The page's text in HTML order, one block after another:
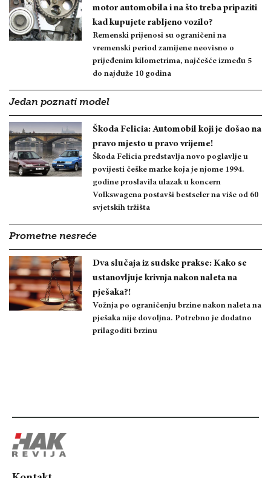
motor automobila i na što treba pripaziti
kad kupujete rabljeno vozilo?
Remenski prijenosi su ograničeni na
vremenski period zamijene neovisno o
prijeđenim kilometrima, najčešće između 5
do najduže 10 godina
Jedan poznati model
Škoda Felicia: Automobil koji je došao na
pravo mjesto u pravo vrijeme!
Škoda Felicia predstavlja novo poglavlje u
povijesti češke marke koja je njome 1994.
godine proslavila ulazak u koncern
Volkswagena postavši bestseler na više od 60
svjetskih tržišta
Prometne nesreće
Dva slučaja iz sudske prakse: Kako se
ustanovljuje krivnja nakon naleta na
pješaka?!
Vožnja po ograničenju brzine nakon naleta na
pješaka nije dovoljna. Potrebno je dodatno
prilagoditi brzinu